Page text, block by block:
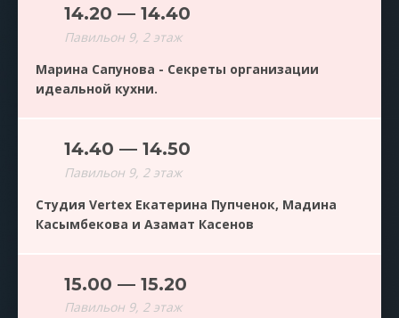
14.20 — 14.40
Павильон 9, 2 этаж
Марина Сапунова - Секреты организации
идеальной кухни.
14.40 — 14.50
Павильон 9, 2 этаж
Студия Vertex Екатерина Пупченок, Мадина
Касымбекова и Азамат Касенов
15.00 — 15.20
Павильон 9, 2 этаж